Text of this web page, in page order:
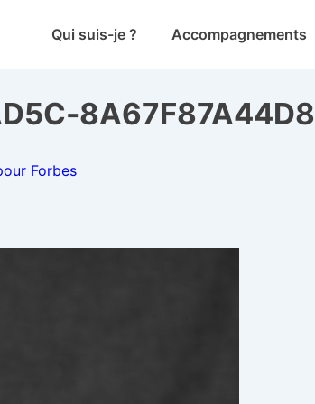
MainQui suis-je ? Accompagnements
8A67F87A44D8
Forbes